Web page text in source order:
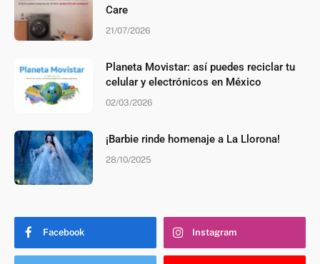
Care
21/07/2026
Planeta Movistar: así puedes reciclar tu
celular y electrónicos en México
02/03/2026
¡Barbie rinde homenaje a La Llorona!
28/10/2025
Facebook Instagram